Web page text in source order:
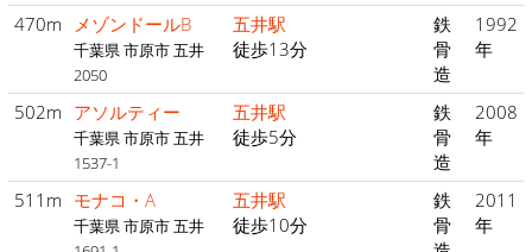
470m メゾンドールB
千葉県 市原市 五井
2050
五井駅
徒歩13分
鉄
骨
造
1992
年
502m アソルティー
千葉県 市原市 五井
1537-1
五井駅
徒歩5分
鉄
骨
造
2008
年
511m モナコ・A
千葉県 市原市 五井
五井駅
徒歩10分
鉄
骨
2011
年